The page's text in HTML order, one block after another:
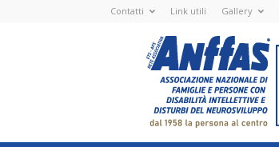
Contatti Link utili Gallery
Nazionale
ETS
-
APS
Associazione
Nazionale
di
Famiglie
e